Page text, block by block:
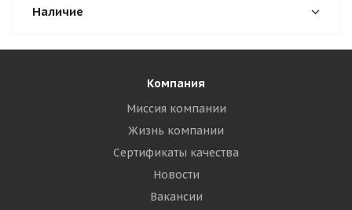
Наличие
Компания
Миссия компании
Жизнь компании
Сертификаты качества
Новости
Вакансии